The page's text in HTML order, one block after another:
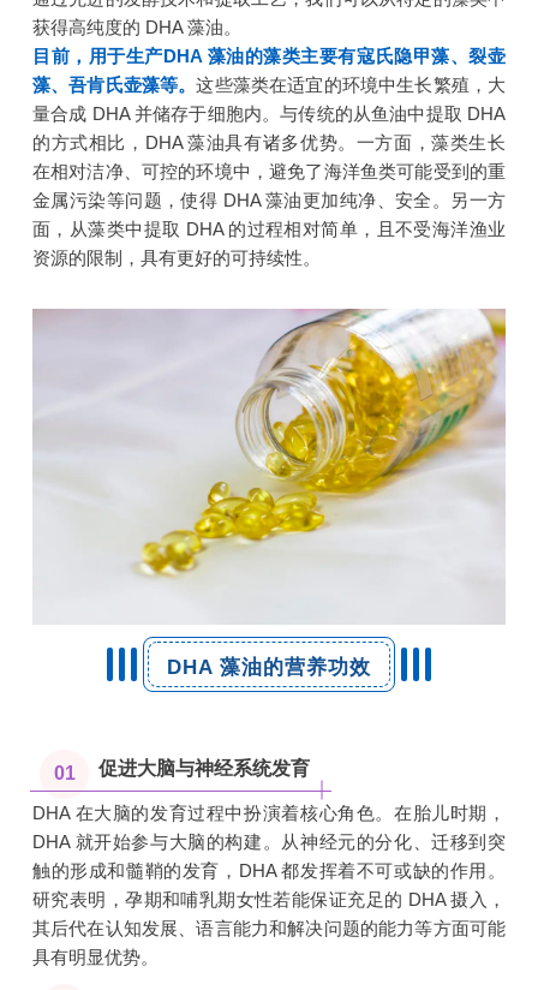
获得高纯度的 DHA 藻油。
目前，用于生产DHA 藻油的藻类主要有寇氏隐甲藻、裂壶
藻、吾肯氏壶藻等。这些藻类在适宜的环境中生长繁殖，大
量合成 DHA 并储存于细胞内。与传统的从鱼油中提取 DHA
的方式相比，DHA 藻油具有诸多优势。 一方面，藻类生长
在相对洁净、可控的环境中，避免了海洋鱼类可能受到的重
金属污染等问题，使得 DHA 藻油更加纯净、安全。另一方
面，从藻类中提取 DHA 的过程相对简单，且不受海洋渔业
资源的限制，具有更好的可持续性。
DHA 藻油的营养功效
01 促进大脑与神经系统发育
DHA 在大脑的发育过程中扮演着核心角色。在胎儿时期，
DHA 就开始参与大脑的构建。从神经元的分化、迁移到突
触的形成和髓鞘的发育，DHA 都发挥着不可或缺的作用。
研究表明，孕期和哺乳期女性若能保证充足的 DHA 摄入，
其后代在认知发展、语言能力和解决问题的能力等方面可能
具有明显优势。